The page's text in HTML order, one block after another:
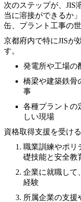
次のステップが、JIS
当に溶接ができるか
缶、プラント工事の
京都府内で特にJISが
す。
発電所や工場の
橋梁や建築鉄骨
事
各種プラントの
しい現場
資格取得支援を受け
職業訓練やポリ
礎技能と安全教
企業に就職して
経験
所属企業の支援